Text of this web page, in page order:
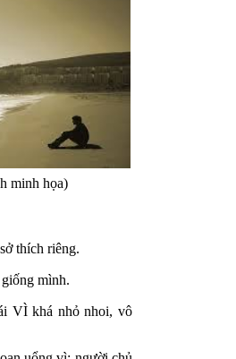
họa)
thích riêng.
mình.
khá nhỏ nhoi, vô